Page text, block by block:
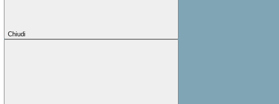
Chiudi